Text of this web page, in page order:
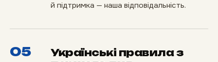
й підтримка — наша відповідальність.
05
Українські правила з